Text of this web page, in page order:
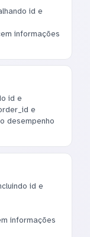
id e
informações
id e
e
desempenho
id e
informações